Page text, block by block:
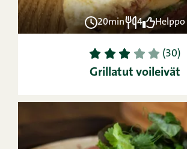
20min 4 Helppo
1 2 3 4 5 (30)
Grillatut voileivät